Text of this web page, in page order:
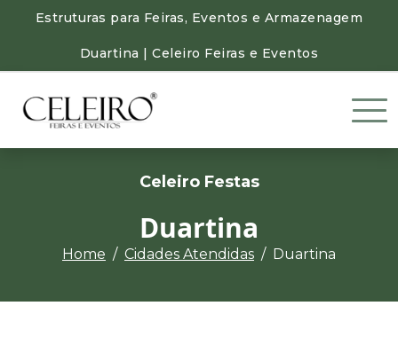
Estruturas para Feiras, Eventos e Armazenagem
Duartina | Celeiro Feiras e Eventos
Celeiro Festas
Duartina
Home Cidades Atendidas Duartina